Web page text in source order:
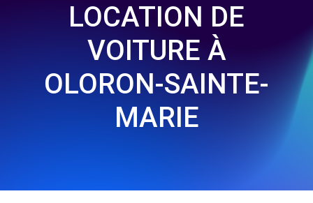
LOCATION DE
VOITURE À
OLORON-SAINTE-
MARIE